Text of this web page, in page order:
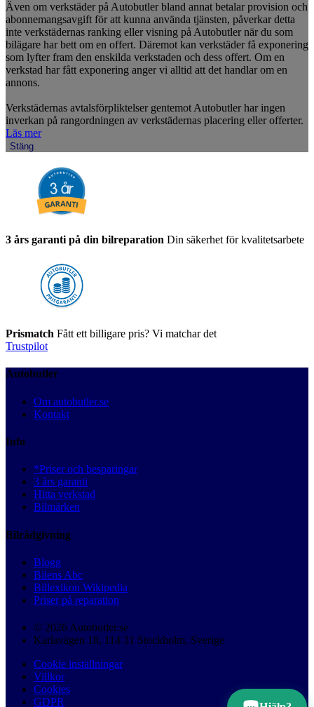
Även om verkstäder på Autobutler bland annat betalar provision och
abonnemangsavgift för att kunna använda tjänsten, påverkar detta
inte verkstädernas ranking eller visning på Autobutler när du som
bilägare har bett om en offert. Däremot kan verkstäder få exponering
som lyfter fram den enskilda verkstaden och dess offert. Om en
verkstad har fått exponering anger vi alltid att det handlar om en
annons.
Verkstädernas avtalsförpliktelser gentemot Autobutler har ingen
inverkan på rangordningen av verkstädernas placering eller offerter.
Läs mer
Stäng
3 års garanti på din bilreparation Din säkerhet för kvalitetsarbete
Prismatch Fått ett billigare pris? Vi matchar det
Trustpilot
Autobutler
Om autobutler.se
Kontakt
Info
*Priser och besparingar
3 års garanti
Hitta verkstad
Bilmärken
Bilrådgivning
Blogg
Bilens Abc
Billexikon Wikipedia
Priser på reparation
© 2026 Autobutler.se
Karlavägen 18, 114 31 Stockholm, Sverige
Cookie inställningar
Villkor
Cookies
GDPR